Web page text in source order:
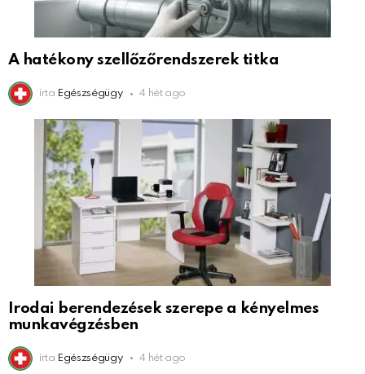
A hatékony szellőzőrendszerek titka
írta Egészségügy 4 hét ago
Irodai berendezések szerepe a kényelmes
munkavégzésben
írta Egészségügy 4 hét ago